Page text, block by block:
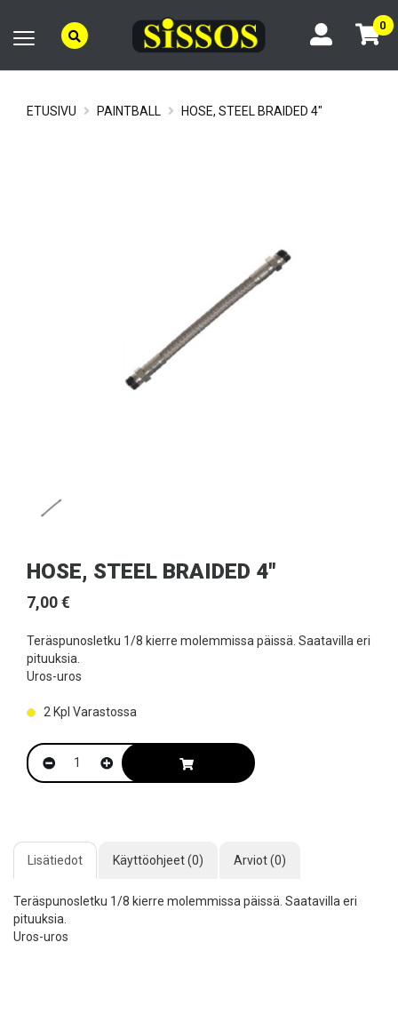
0
ETUSIVU PAINTBALL HOSE, STEEL BRAIDED 4"
HOSE, STEEL BRAIDED 4"
7,00 €
Teräspunosletku 1/8 kierre molemmissa päissä. Saatavilla eri
pituuksia.
Uros-uros
2 Kpl Varastossa
Lisätiedot Käyttöohjeet (0) Arviot (0)
Teräspunosletku 1/8 kierre molemmissa päissä. Saatavilla eri
pituuksia.
Uros-uros